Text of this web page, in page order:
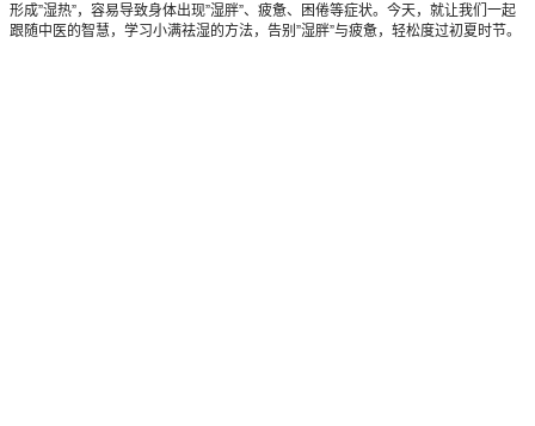
形成”湿热”，容易导致身体出现”湿胖”、疲惫、困倦等症状。今天，就让我们一起
跟随中医的智慧，学习小满祛湿的方法，告别”湿胖”与疲惫，轻松度过初夏时节。